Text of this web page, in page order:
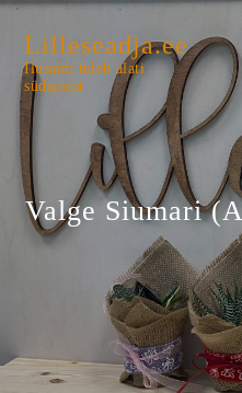
Lilleseadja.ee
Ilusaim tuleb alati
südamest
Valge Siumari